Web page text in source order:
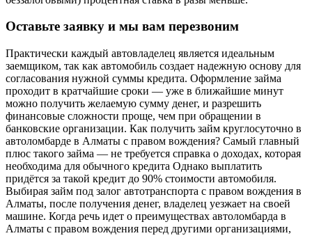
Оставьте заявку и мы вам перезвоним
Практически каждый автовладелец является идеальным
заемщиком, так как автомобиль создает надежную основу для
согласования нужной суммы кредита. Оформление займа
проходит в кратчайшие сроки — уже в ближайшие минут
можно получить желаемую сумму денег, и разрешить
финансовые сложности проще, чем при обращении в
банковские организации. Как получить займ круглосуточно в
автоломбарде в Алматы с правом вождения? Самый главный
плюс такого займа — не требуется справка о доходах, которая
необходима для обычного кредита Однако выплатить
придётся за такой кредит до 90% стоимости автомобиля.
Выбирая займ под залог автотранспорта с правом вождения в
Алматы, после получения денег, владелец уезжает на своей
машине. Когда речь идет о преимуществах автоломбарда в
Алматы с правом вождения перед другими организациями,